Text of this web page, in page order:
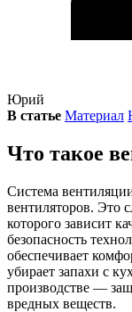
Юрий
В статье Материал
Что такое
Система
вентиляторов. Это
которого зависит
безопасность
обеспечивает
убирает запахи с
производстве —
вредных веществ.